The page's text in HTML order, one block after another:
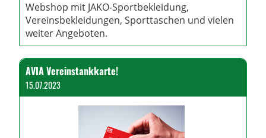
Webshop mit JAKO-Sportbekleidung,
Vereinsbekleidungen, Sporttaschen und vielen
weiter Angeboten.
AVIA Vereinstankkarte!
15.07.2023